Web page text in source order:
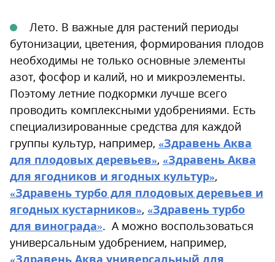
Лето. В важные для растений периоды
бутонизации, цветения, формирования плодов
необходимы не только основные элементы
азот, фосфор и калий, но и микроэлементы.
Поэтому летние подкормки лучше всего
проводить комплексными удобрениями. Есть
специализированные средства для каждой
группы культур, например, «Здравень Аква
для плодовых деревьев», «Здравень Аква
для ягодников и ягодных культур»,
«Здравень турбо для плодовых деревьев и
ягодных кустарников», «Здравень турбо
для винограда». А можно воспользоваться
универсальным удобрением, например,
«Здравень Аква универсальный для